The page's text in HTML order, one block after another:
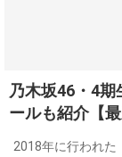
乃木坂46・4
ールも紹介【最
2018年に行われた